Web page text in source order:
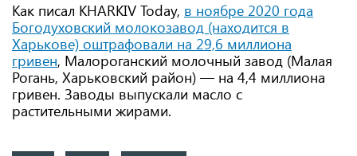
Как писал KHARKIV Today, в ноябре 2020 года
Богодуховский молокозавод (находится в
Харькове) оштрафовали на 29,6 миллиона
гривен, Малороганский молочный завод (Малая
Рогань, Харьковский район) — на 4,4 миллиона
гривен. Заводы выпускали масло с
растительными жирами.